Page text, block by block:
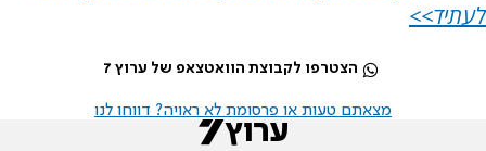
לעתיד>>
הצטרפו לקבוצת הוואטצאפ של ערוץ 7
מצאתם טעות או פרסומת לא ראויה? דווחו לנו